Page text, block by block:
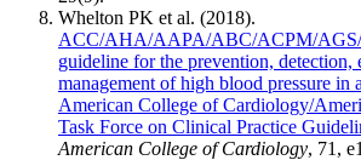
Whelton PK et al. (2018).
ACC/AHA/AAPA/ABC/ACPM/
guideline for the prevention, detection,
management of high blood pressure in
American College of Cardiology/
Task Force on Clinical Practice
American College of Cardiology, 71,